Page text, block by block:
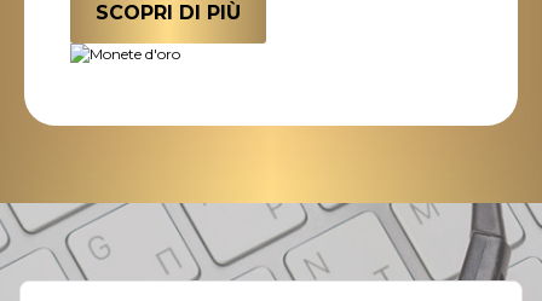
SCOPRI DI PIÙ